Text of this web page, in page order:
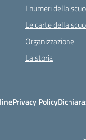
I numeri della
Le carte della
Organizzazione
La storia
Privacy Policy